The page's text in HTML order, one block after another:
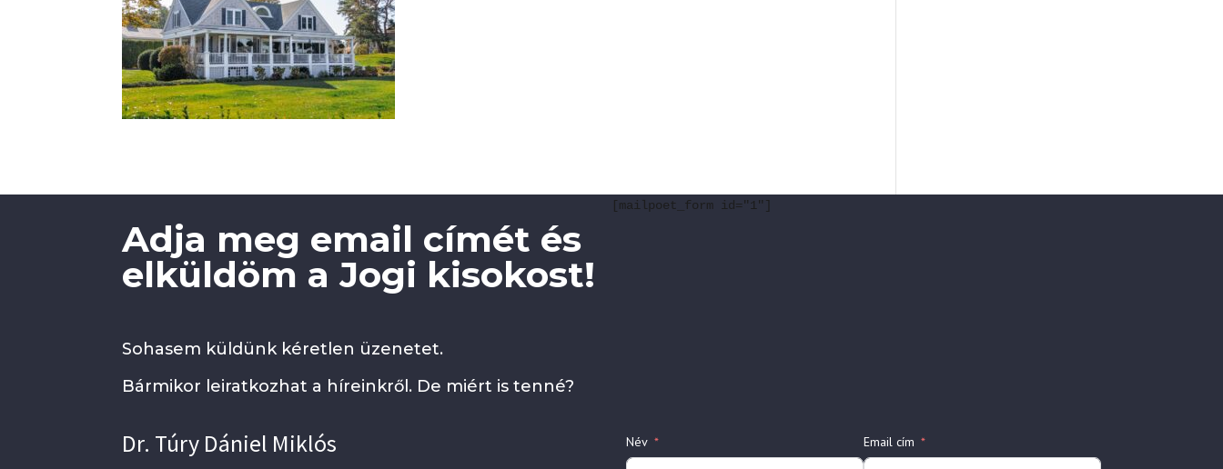
Adja meg email címét és
elküldöm a Jogi kisokost!
Sohasem küldünk kéretlen üzenetet.
Bármikor leiratkozhat a híreinkről. De miért is tenné?
[mailpoet_form id="1"]
Dr. Túry Dániel Miklós Név Email cím